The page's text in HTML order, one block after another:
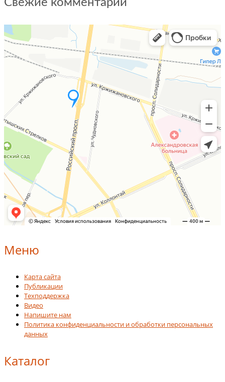
Свежие комментарии
Меню
Карта сайта
Публикации
Техподдержка
Видео
Напишите нам
Политика конфиденциальности и обработки персональных
данных
Каталог